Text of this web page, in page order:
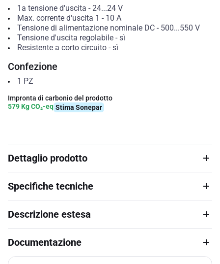
1a tensione d'uscita - 24...24 V
Max. corrente d'uscita 1 - 10 A
Tensione di alimentazione nominale DC- 500...550 V
Tensione d'uscita regolabile- sì
Resistente a corto circuito- sì
Confezione
1 PZ
Impronta di carbonio del prodotto
579 Kg CO₂-eq Stima Sonepar
Dettaglio prodotto
Specifiche tecniche
Descrizione estesa
Documentazione